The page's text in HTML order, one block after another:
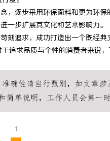
逐步采用环保面料和更为环保
步扩展其文化和艺术影响力。
追求，成功打造出一个既经典
追求品质与个性的消费者来说
1
居环境的首选——长寿实木门详